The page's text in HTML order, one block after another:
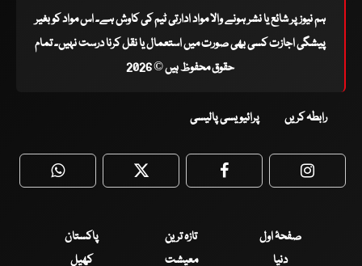
ہم نیوز پر شائع یا نشر ہونے والا مواد ادارتی ٹیم کی کاوش ہے۔ اس مواد کو بغیر
پیشگی اجازت کسی بھی صورت میں استعمال یا نقل کرنا درست نہیں۔ تمام
حقوق محفوظ ہیں © 2026
رابطہ کریں پرائیویسی پالیسی
WhatsApp Twitter Facebook
صفحۂ اول تازہ ترین
پاکستان
دنیا
معیشت
کھیل